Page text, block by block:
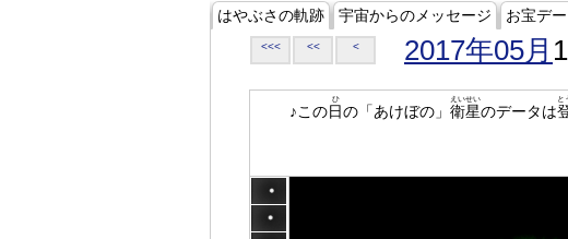
はやぶさの軌跡 宇宙からのメッセージ お宝デ
<<< << < 2017年05月
♪この日
ひ
の「あけぼの」 衛星
えいせい
のデータは
と